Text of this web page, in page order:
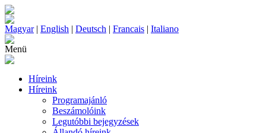
Magyar| English | Deutsch | Francais | Italiano
Menü
Híreink
Híreink
Programajánló
Beszámolóink
Legutóbbi bejegyzések